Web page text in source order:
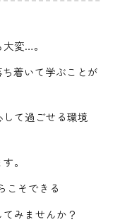
変…。
着いて学ぶことが
て過ごせる環境
。
こそできる
みませんか？